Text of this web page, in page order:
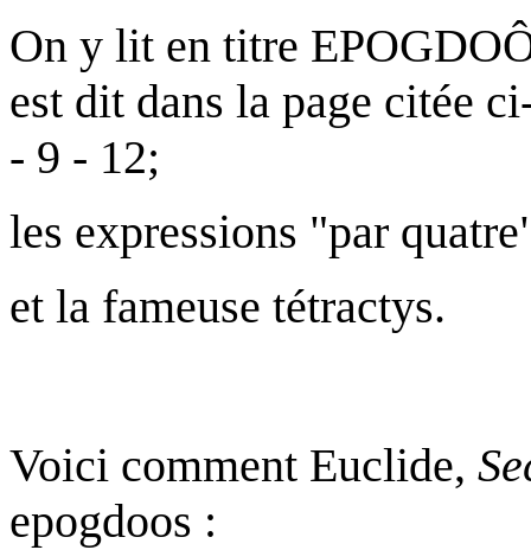
On y lit en titre
est dit dans la page citée
- 9 - 12;
les expressions "par
et la fameuse tétractys.
Voici comment Euclide,
epogdoos :